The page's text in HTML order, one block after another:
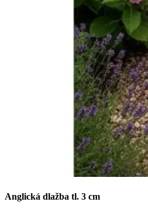
Anglická dlažba tl. 3 cm